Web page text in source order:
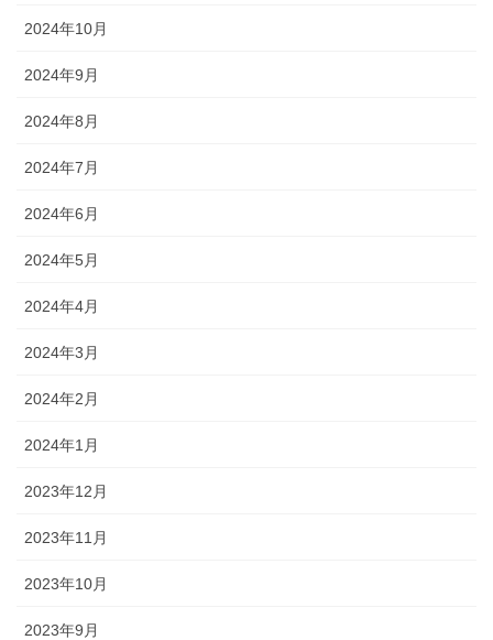
2024年10月
2024年9月
2024年8月
2024年7月
2024年6月
2024年5月
2024年4月
2024年3月
2024年2月
2024年1月
2023年12月
2023年11月
2023年10月
2023年9月